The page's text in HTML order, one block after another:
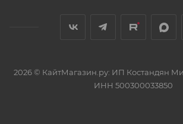
2026 © КайтМагазин.ру: ИП Костандян
ИНН 500300033850